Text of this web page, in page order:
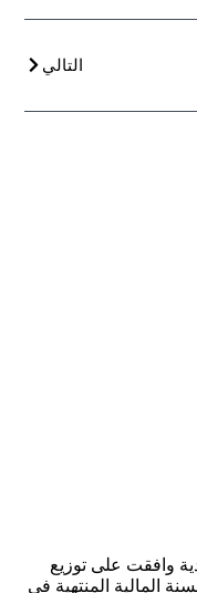
التالي
وافقت على توزيع
عن السنة المالية المنتهية في